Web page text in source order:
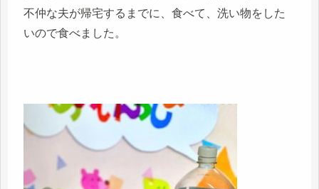
不仲な夫が帰宅するまでに、食べて、洗い物をした
いので食べました。